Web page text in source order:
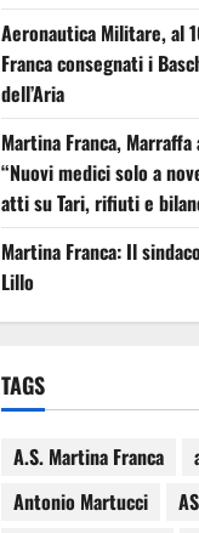
Aeronautica Militare, al
Franca consegnati i
dell’Aria
Martina Franca,
“Nuovi medici solo a
atti su Tari, rifiuti e
Martina Franca: Il
Lillo
TAGS
A.S. Martina Franca
Antonio Martucci